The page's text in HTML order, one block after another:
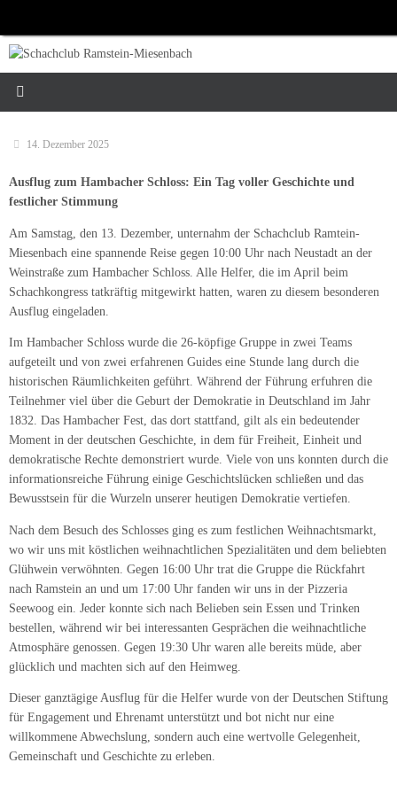
springen
14. Dezember 2025
Ausflug zum Hambacher Schloss: Ein Tag voller Geschichte und
festlicher Stimmung
Am Samstag, den 13. Dezember, unternahm der Schachclub Ramtein-
Miesenbach eine spannende Reise gegen 10:00 Uhr nach Neustadt an der
Weinstraße zum Hambacher Schloss. Alle Helfer, die im April beim
Schachkongress tatkräftig mitgewirkt hatten, waren zu diesem besonderen
Ausflug eingeladen.
Im Hambacher Schloss wurde die 26-köpfige Gruppe in zwei Teams
aufgeteilt und von zwei erfahrenen Guides eine Stunde lang durch die
historischen Räumlichkeiten geführt. Während der Führung erfuhren die
Teilnehmer viel über die Geburt der Demokratie in Deutschland im Jahr
1832. Das Hambacher Fest, das dort stattfand, gilt als ein bedeutender
Moment in der deutschen Geschichte, in dem für Freiheit, Einheit und
demokratische Rechte demonstriert wurde. Viele von uns konnten durch die
informationsreiche Führung einige Geschichtslücken schließen und das
Bewusstsein für die Wurzeln unserer heutigen Demokratie vertiefen.
Nach dem Besuch des Schlosses ging es zum festlichen Weihnachtsmarkt,
wo wir uns mit köstlichen weihnachtlichen Spezialitäten und dem beliebten
Glühwein verwöhnten. Gegen 16:00 Uhr trat die Gruppe die Rückfahrt
nach Ramstein an und um 17:00 Uhr fanden wir uns in der Pizzeria
Seewoog ein. Jeder konnte sich nach Belieben sein Essen und Trinken
bestellen, während wir bei interessanten Gesprächen die weihnachtliche
Atmosphäre genossen. Gegen 19:30 Uhr waren alle bereits müde, aber
glücklich und machten sich auf den Heimweg.
Dieser ganztägige Ausflug für die Helfer wurde von der Deutschen Stiftung
für Engagement und Ehrenamt unterstützt und bot nicht nur eine
willkommene Abwechslung, sondern auch eine wertvolle Gelegenheit,
Gemeinschaft und Geschichte zu erleben.